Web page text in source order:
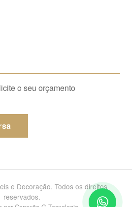
o seu orçamento
e Decoração. Todos os direitos
reservados.